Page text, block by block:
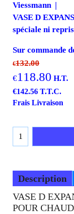
Viessmann
VASE D
spéciale ni
Sur commande
€132.00
€118.80 H.T.
€142.56 T.T.C.
Frais Livraison
Description
VASE D
POUR